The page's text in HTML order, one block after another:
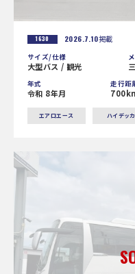
1630 2026.7.10掲載
サイズ/仕様
大型バス / 観光
年式
令和 8年月
走行距
エアロエース ハイデッカ